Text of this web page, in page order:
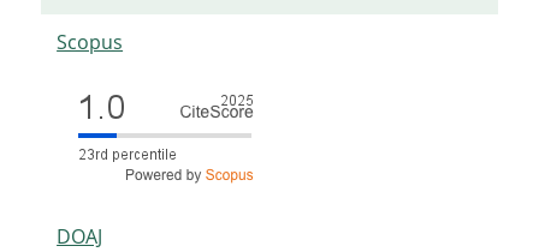
Scopus
DOAJ